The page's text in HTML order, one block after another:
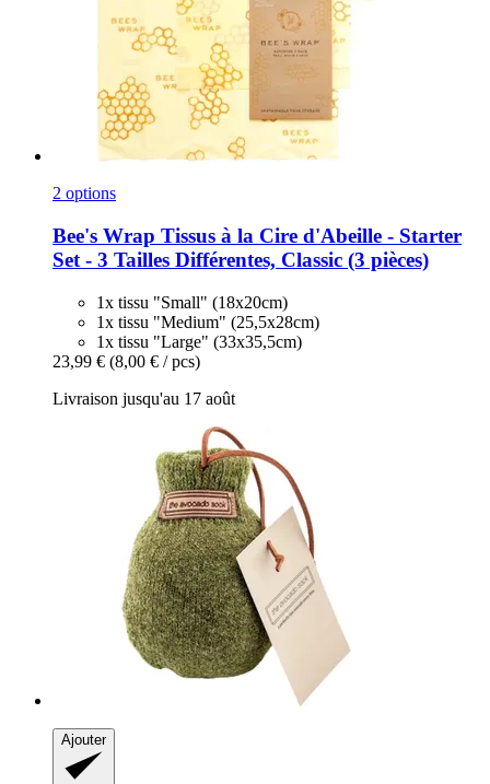
2 options
Bee's Wrap Tissus à la Cire d'Abeille -​ Starter
Set -​ 3 Tailles Différentes, Classic (3 pièces)
1x tissu "Small" (18x20cm)
1x tissu "Medium" (25,5x28cm)
1x tissu "Large" (33x35,5cm)
23,99 € (8,00 € / pcs)
Livraison jusqu'au 17 août
Ajouter